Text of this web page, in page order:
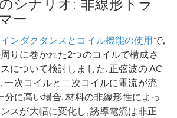
ー
ンダクタンスとコイル機能の使用で,
りに巻かれた2つのコイルで構成さ
について検討しました. 正弦波の AC
一次コイルと二次コイルに電流が流
分に高い場合, 材料の非線形性によっ
スが大幅に変化し, 誘導電流は非正